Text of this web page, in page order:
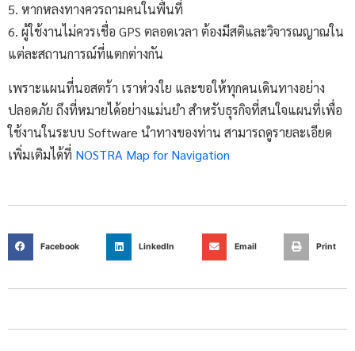
5. หากหลงทางควรถามคนในพื้นที่
6. ผู้ใช้งานไม่ควรเชื่อ GPS ตลอดเวลา ต้องมีสติและวิจารณญาณใน
แต่ละสถานการณ์ที่แตกต่างกัน
เพราะแผนที่นอสตร้า เราห่วงใย และขอให้ทุกคนเดินทางอย่าง
ปลอดภัย ถึงที่หมายได้อย่างแม่นยำ สำหรับธุรกิจที่สนใจแผนที่เพื่อ
ใช้งานในระบบ Software นำทางของท่าน สามารถดูรายละเอียด
เพิ่มเติมได้ที่ NOSTRA Map for Navigation
Facebook LinkedIn Email Print